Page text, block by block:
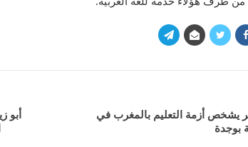
يشخص أزمة التعليم بالمغرب في
بوجدة
أبو